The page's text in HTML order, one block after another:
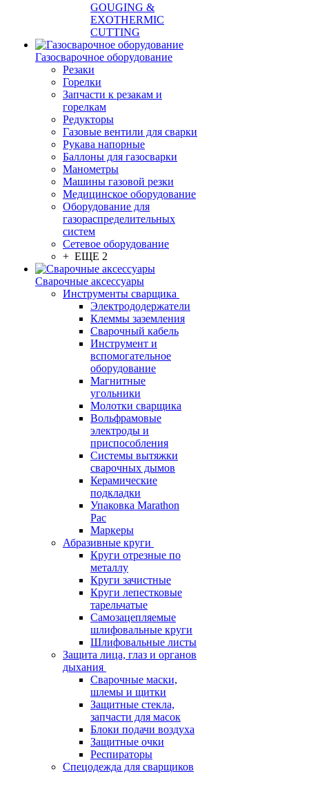
GOUGING &
EXOTHERMIC
CUTTING
Газосварочное оборудование
Резаки
Горелки
Запчасти к резакам и
горелкам
Редукторы
Газовые вентили для сварки
Рукава напорные
Баллоны для газосварки
Манометры
Машины газовой резки
Медицинское оборудование
Оборудование для
газораспределительных
систем
Сетевое оборудование
+ ЕЩЕ 2
Сварочные аксессуары
Инструменты сварщика
Электрододержатели
Клеммы заземления
Сварочный кабель
Инструмент и
вспомогательное
оборудование
Магнитные
угольники
Молотки сварщика
Вольфрамовые
электроды и
приспособления
Системы вытяжки
сварочных дымов
Керамические
подкладки
Упаковка Marathon
Pac
Маркеры
Абразивные круги
Круги отрезные по
металлу
Круги зачистные
Круги лепестковые
тарельчатые
Самозацепляемые
шлифовальные круги
Шлифовальные листы
Защита лица, глаз и органов
дыхания
Сварочные маски,
шлемы и щитки
Защитные стекла,
запчасти для масок
Блоки подачи воздуха
Защитные очки
Респираторы
Спецодежда для сварщиков